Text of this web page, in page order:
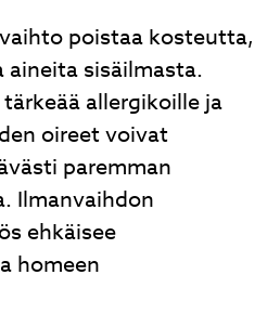
poistaa kosteutta,
aineita sisäilmasta.
allergikoille ja
oireet voivat
paremman
Ilmanvaihdon
ehkäisee
homeen